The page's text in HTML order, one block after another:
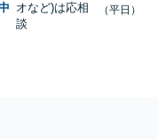
オなど)は応相
談
（平日）